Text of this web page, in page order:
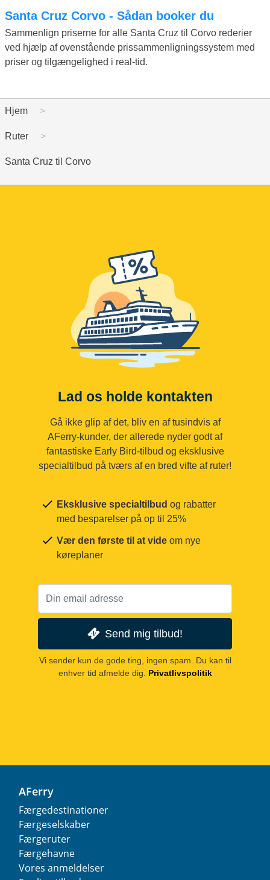
Santa Cruz Corvo - Sådan booker du
Sammenlign priserne for alle Santa Cruz til Corvo rederier
ved hjælp af ovenstående prissammenligningssystem med
priser og tilgængelighed i real-tid.
Hjem
Ruter
Santa Cruz til Corvo
Lad os holde kontakten
Gå ikke glip af det, bliv en af tusindvis af
AFerry-kunder, der allerede nyder godt af
fantastiske Early Bird-tilbud og eksklusive
specialtilbud på tværs af en bred vifte af ruter!
Eksklusive specialtilbud og rabatter
med besparelser på op til 25%
Vær den første til at vide om nye
køreplaner
Send mig tilbud!
Vi sender kun de gode ting, ingen spam. Du kan til
enhver tid afmelde dig.
Privatlivspolitik
AFerry
Færgedestinationer
Færgeselskaber
Færgeruter
Færgehavne
Vores anmeldelser